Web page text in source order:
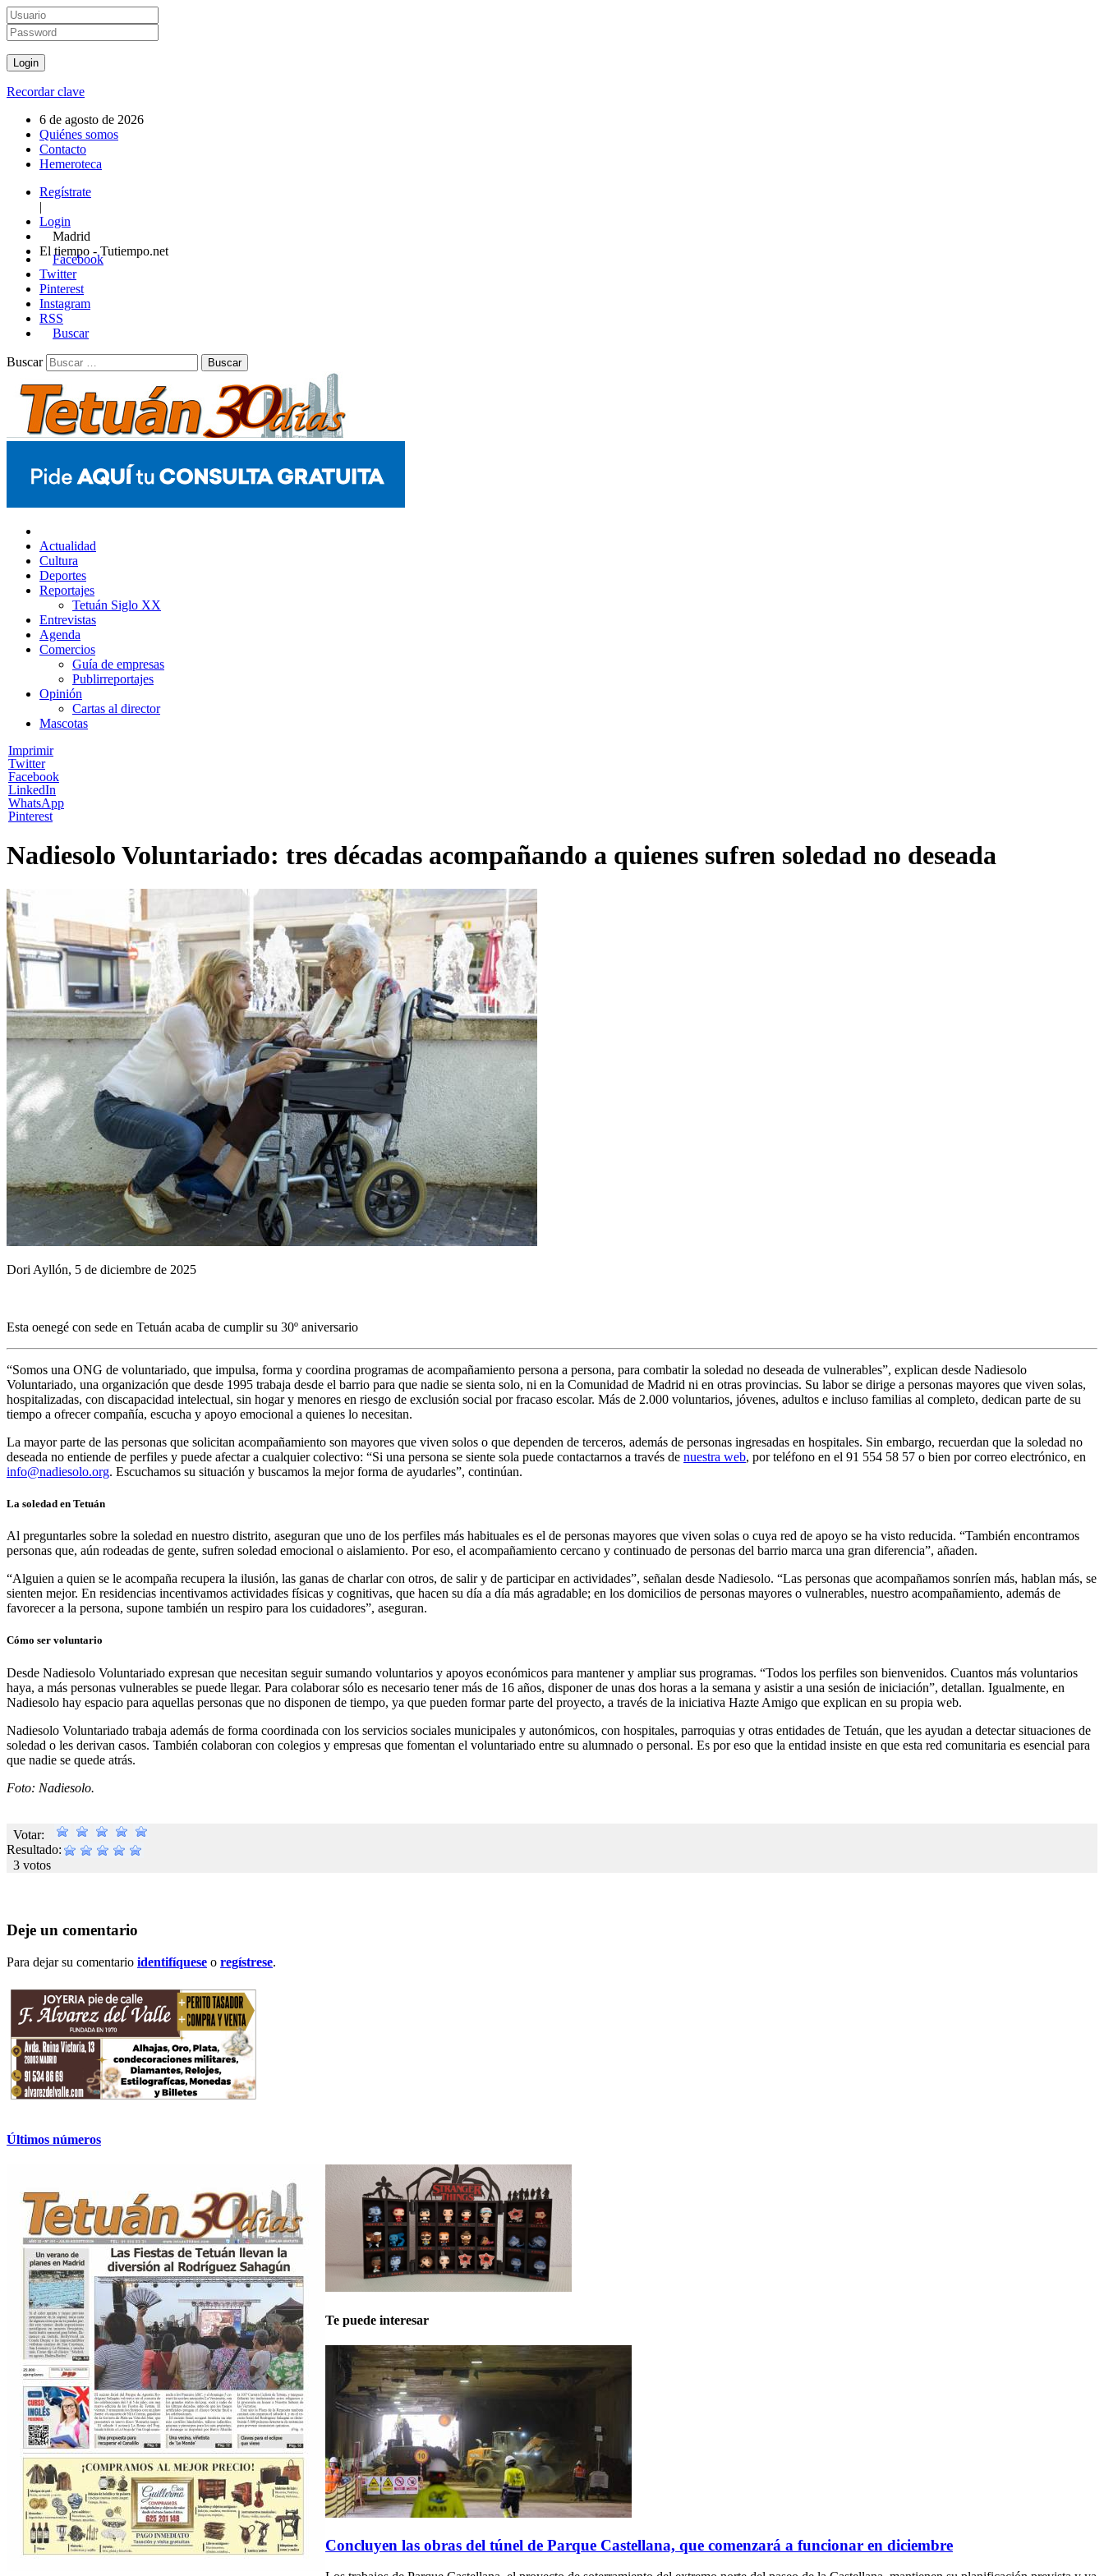
Recordar clave
6 de agosto de 2026
Quiénes somos
Contacto
Hemeroteca
Regístrate
|
Login
Madrid
El tiempo - Tutiempo.net
Facebook
Twitter
Pinterest
Instagram
RSS
Buscar
Buscar
Actualidad
Cultura
Deportes
Reportajes
Tetuán Siglo XX
Entrevistas
Agenda
Comercios
Guía de empresas
Publirreportajes
Opinión
Cartas al director
Mascotas
Imprimir
Twitter
Facebook
LinkedIn
WhatsApp
Pinterest
Nadiesolo Voluntariado: tres décadas acompañando a quienes sufren soledad no deseada
Dori Ayllón, 5 de diciembre de 2025
Esta oenegé con sede en Tetuán acaba de cumplir su 30º aniversario
“Somos una ONG de voluntariado, que impulsa, forma y coordina programas de acompañamiento persona a persona, para combatir la soledad no deseada de vulnerables”, explican desde Nadiesolo
Voluntariado, una organización que desde 1995 trabaja desde el barrio para que nadie se sienta solo, ni en la Comunidad de Madrid ni en otras provincias. Su labor se dirige a personas mayores que viven solas,
hospitalizadas, con discapacidad intelectual, sin hogar y menores en riesgo de exclusión social por fracaso escolar. Más de 2.000 voluntarios, jóvenes, adultos e incluso familias al completo, dedican parte de su
tiempo a ofrecer compañía, escucha y apoyo emocional a quienes lo necesitan.
La mayor parte de las personas que solicitan acompañamiento son mayores que viven solos o que dependen de terceros, además de personas ingresadas en hospitales. Sin embargo, recuerdan que la soledad no
deseada no entiende de perfiles y puede afectar a cualquier colectivo: “Si una persona se siente sola puede contactarnos a través de nuestra web, por teléfono en el 91 554 58 57 o bien por correo electrónico, en
info@nadiesolo.org. Escuchamos su situación y buscamos la mejor forma de ayudarles”, continúan.
La soledad en Tetuán
Al preguntarles sobre la soledad en nuestro distrito, aseguran que uno de los perfiles más habituales es el de personas mayores que viven solas o cuya red de apoyo se ha visto reducida. “También encontramos
personas que, aún rodeadas de gente, sufren soledad emocional o aislamiento. Por eso, el acompañamiento cercano y continuado de personas del barrio marca una gran diferencia”, añaden.
“Alguien a quien se le acompaña recupera la ilusión, las ganas de charlar con otros, de salir y de participar en actividades”, señalan desde Nadiesolo. “Las personas que acompañamos sonríen más, hablan más, se
sienten mejor. En residencias incentivamos actividades físicas y cognitivas, que hacen su día a día más agradable; en los domicilios de personas mayores o vulnerables, nuestro acompañamiento, además de
favorecer a la persona, supone también un respiro para los cuidadores”, aseguran.
Cómo ser voluntario
Desde Nadiesolo Voluntariado expresan que necesitan seguir sumando voluntarios y apoyos económicos para mantener y ampliar sus programas. “Todos los perfiles son bienvenidos. Cuantos más voluntarios
haya, a más personas vulnerables se puede llegar. Para colaborar sólo es necesario tener más de 16 años, disponer de unas dos horas a la semana y asistir a una sesión de iniciación”, detallan. Igualmente, en
Nadiesolo hay espacio para aquellas personas que no disponen de tiempo, ya que pueden formar parte del proyecto, a través de la iniciativa Hazte Amigo que explican en su propia web.
Nadiesolo Voluntariado trabaja además de forma coordinada con los servicios sociales municipales y autonómicos, con hospitales, parroquias y otras entidades de Tetuán, que les ayudan a detectar situaciones de
soledad o les derivan casos. También colaboran con colegios y empresas que fomentan el voluntariado entre su alumnado o personal. Es por eso que la entidad insiste en que esta red comunitaria es esencial para
que nadie se quede atrás.
Foto: Nadiesolo.
Votar:
Resultado:
3 votos
Deje un comentario
Para dejar su comentario identifíquese o regístrese.
Últimos números
Te puede interesar
Concluyen las obras del túnel de Parque Castellana, que comenzará a funcionar en diciembre